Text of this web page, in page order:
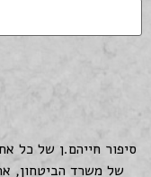
סיפור חייהם.ן של כל
של משרד הביטחון,